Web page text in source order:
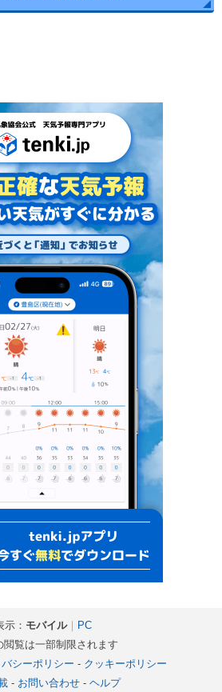
示： モバイル｜ PC
覧は一部制限されます
シーポリシー - クッキーポリシー
- お問い合わせ- ヘルプ